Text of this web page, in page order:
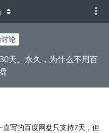
论
天、永久，为什么不用百
写的百度网盘只支持7天，但